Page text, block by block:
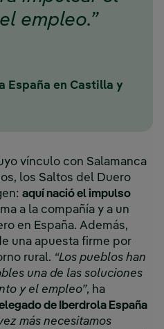
empleo.”
España en Castilla y
vínculo con Salamanca
los Saltos del Duero
aquí nació el impulso
a la compañía y a un
en España. Además,
una apuesta firme por
rural. “Los pueblos han
una de las soluciones
y el empleo”, ha
de Iberdrola España
más necesitamos